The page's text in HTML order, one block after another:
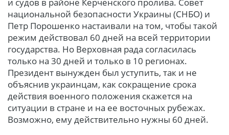
и судов в районе Керченского пролива. Совет
национальной безопасности Украины (СНБО) и
Петр Порошенко настаивали на том, чтобы такой
режим действовал 60 дней на всей территории
государства. Но Верховная рада согласилась
только на 30 дней и только в 10 регионах.
Президент вынужден был уступить, так и не
объяснив украинцам, как сокращение срока
действия военного положения скажется на
ситуации в стране и на ее восточных рубежах.
Возможно, ему действительно нужны 60 дней.